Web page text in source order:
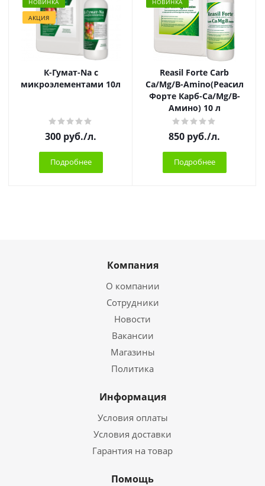
НОВИНКА
АКЦИЯ
К-Гумат-Na с
микроэлементами 10л
300 руб./л.
Подробнее
НОВИНКА
Reasil Forte Carb
Ca/Mg/B-Amino(Реасил
Форте Карб-Ca/Mg/B-
Амино) 10 л
850 руб./л.
Подробнее
Компания
О компании
Сотрудники
Новости
Вакансии
Магазины
Политика
Информация
Условия оплаты
Условия доставки
Гарантия на товар
Помощь